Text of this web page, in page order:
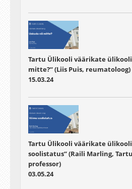
Tartu Ülikooli väärikate ülikooli
mitte?“ (Liis Puis, reumatoloog)
15.03.24
Tartu Ülikooli väärikate ülikooli
soolistatus“ (Raili Marling,
professor)
03.05.24